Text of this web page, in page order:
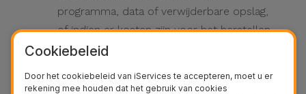
programma, data of verwijderbare opslag,
of indien er kosten zijn voor het herstellen
van data of programma's;
installatie en gebruik van software die niet
Cookiebeleid
Door het cookiebeleid van iServices te accepteren, moet u er
rekening mee houden dat het gebruik van cookies